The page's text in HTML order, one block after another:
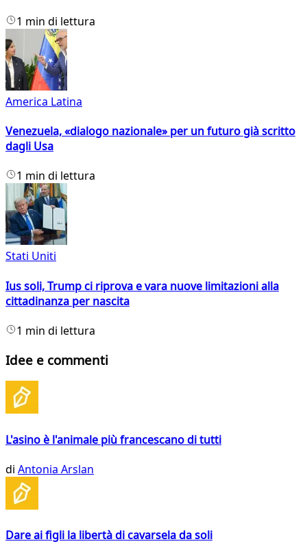
1 min di lettura
America Latina
Venezuela, «dialogo nazionale» per un futuro già scritto
dagli Usa
1 min di lettura
Stati Uniti
Ius soli, Trump ci riprova e vara nuove limitazioni alla
cittadinanza per nascita
1 min di lettura
Idee e commenti
L'asino è l'animale più francescano di tutti
di Antonia Arslan
Dare ai figli la libertà di cavarsela da soli